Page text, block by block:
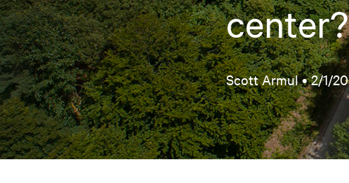
center?
Scott Armul •2/1/20